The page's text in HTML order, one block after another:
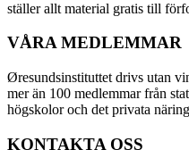
ställer allt material gratis till
VÅRA MEDLEMMAR
Øresundsinstituttet drivs utan
mer än 100 medlemmar från
högskolor och det privata
KONTAKTA OSS